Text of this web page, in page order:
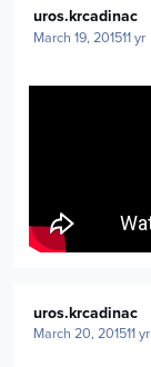
uros.krcadinac
March 19, 201511 yr
uros.krcadinac
March 20, 201511 yr